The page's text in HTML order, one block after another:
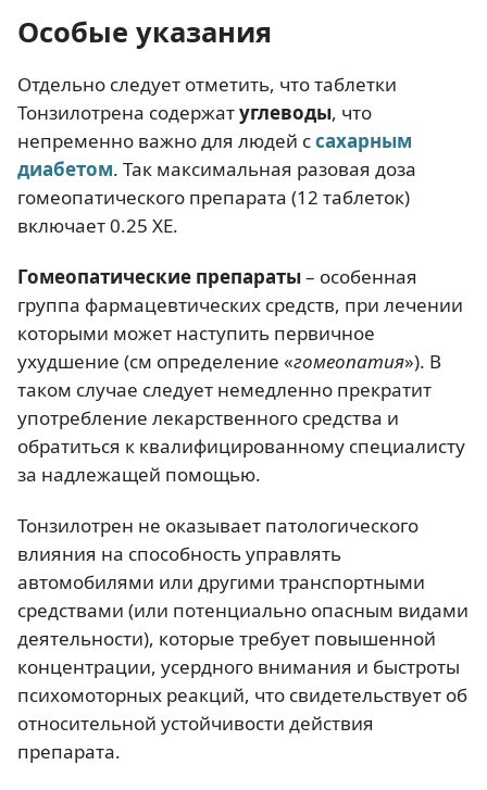
Особые указания
Отдельно следует отметить, что таблетки
Тонзилотрена содержатуглеводы, что
непременно важно для людей ссахарным
диабетом. Так максимальная разовая доза
гомеопатического препарата (12 таблеток)
включает 0.25 ХЕ.
Гомеопатические препараты– особенная
группа фармацевтических средств, при лечении
которыми может наступить первичное
ухудшение (см определение «гомеопатия»). В
таком случае следует немедленно прекратит
употребление лекарственного средства и
обратиться к квалифицированному специалисту
за надлежащей помощью.
Тонзилотрен не оказывает патологического
влияния на способность управлять
автомобилями или другими транспортными
средствами (или потенциально опасным видами
деятельности), которые требует повышенной
концентрации, усердного внимания и быстроты
психомоторных реакций, что свидетельствует об
относительной устойчивости действия
препарата.